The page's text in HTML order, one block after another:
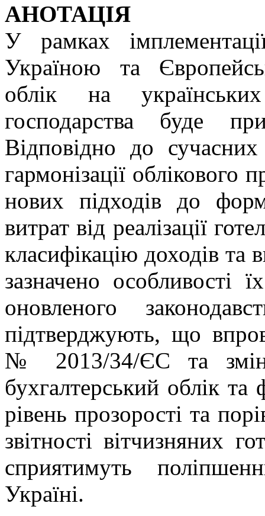
АНОТАЦІЯ
У рамках
Україною та
облік на
господарства буде
Відповідно до
гармонізації облікового
нових підходів до
витрат від реалізації
класифікацію доходів та
зазначено особливості
оновленого
підтверджують, що
№ 2013/34/ЄС та
бухгалтерський облік та
рівень прозорості та
звітності вітчизняних
сприятимуть
Україні.